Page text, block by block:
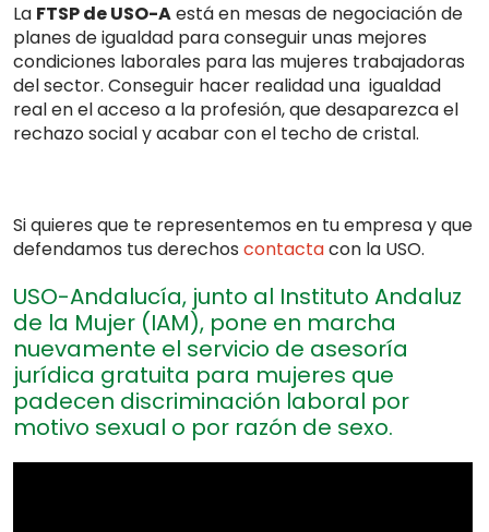
La FTSP de USO-Aestá en mesas de negociación de
planes de igualdad para conseguir unas mejores
condiciones laborales para las mujeres trabajadoras
del sector. Conseguir hacer realidad una igualdad
real en el acceso a la profesión, que desaparezca el
rechazo social y acabar con el techo de cristal.
Si quieres que te representemos en tu empresa y que
defendamos tus derechos contactacon la USO.
USO-Andalucía, junto al Instituto Andaluz
de la Mujer (IAM), pone en marcha
nuevamente el servicio de asesoría
jurídica gratuita para mujeres que
padecen discriminación laboral por
motivo sexual o por razón de sexo.